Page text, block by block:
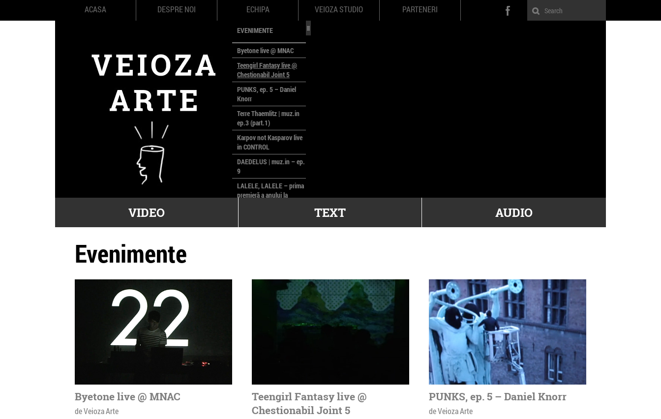
ACASA DESPRE NOI ECHIPA VEIOZA STUDIO PARTENERI
EVENIMENTE
Byetone live @ MNAC
Teengirl Fantasy live @
Chestionabil Joint 5
PUNKS, ep. 5 – Daniel
Knorr
Terre Thaemlitz | muz.in
ep.3 (part.1)
Karpov not Kasparov live
in CONTROL
DAEDELUS | muz.in – ep.
9
LALELE, LALELE – prima
premieră a anului la
poloneze la București
VIDEO TEXT AUDIO
Evenimente
Byetone live @ MNAC
de Veioza Arte
Teengirl Fantasy live @
Chestionabil Joint 5
PUNKS, ep. 5 – Daniel Knorr
de Veioza Arte